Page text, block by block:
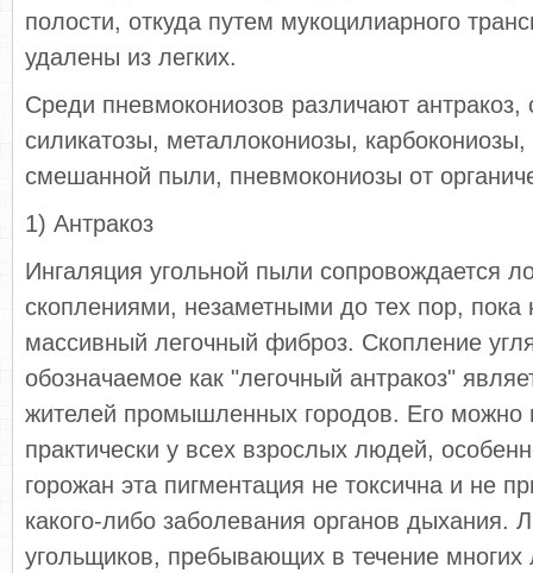
полости, откуда путем мукоцилиарного
удалены из легких.
Среди пневмокониозов различают антракоз,
силикатозы, металлокониозы,
смешанной пыли, пневмокониозы от
1) Антракоз
Ингаляция угольной пыли сопровождается
скоплениями, незаметными до тех пор, пока
массивный легочный фиброз. Скопление
обозначаемое как "легочный антракоз"
жителей промышленных городов. Его можно
практически у всех взрослых людей,
горожан эта пигментация не токсична и не
какого-либо заболевания органов дыхания.
угольщиков, пребывающих в течение многих